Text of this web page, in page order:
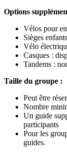
Options
Vélos pour
Sièges
Vélo
Casques :
Tandems :
Taille du groupe :
Peut être
Nombre
Un guide
participants
Pour les
guides.